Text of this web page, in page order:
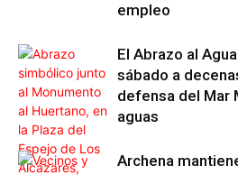
empleo
El Abrazo al
sábado a
defensa del Mar
aguas
Archena